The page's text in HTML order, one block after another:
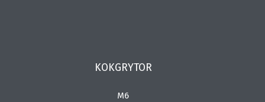
KOKGRYTOR
M6